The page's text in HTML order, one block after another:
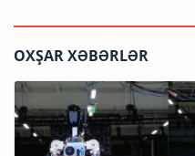
OXŞAR XƏBƏRLƏR